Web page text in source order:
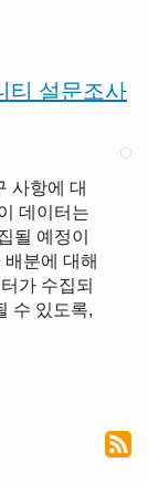
티 설문조사
사항에 대
데이터는
될 예정이
분에 대해
가 수집되
수 있도록,